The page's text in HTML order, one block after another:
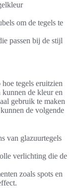
om de tegels te
passen bij de stijl
tegels eruitzien
de kleur en
gebruik te maken
de volgende
van glazuurtegels
verlichting die de
zoals spots en